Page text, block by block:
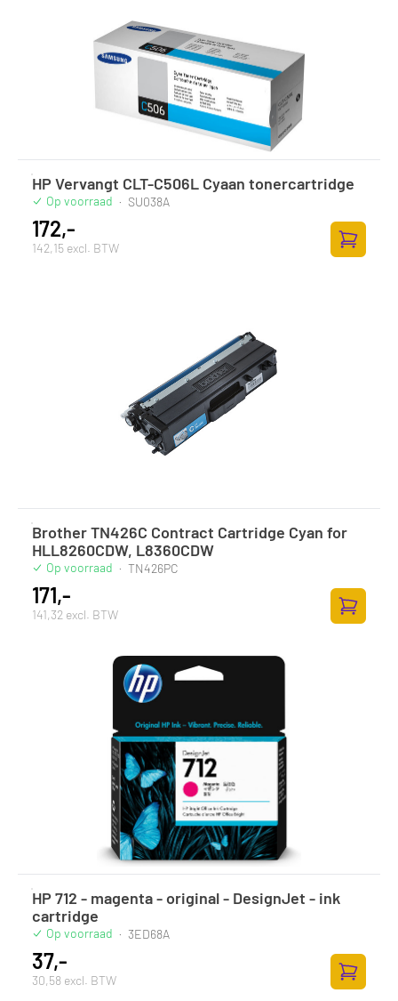
HP Vervangt CLT-C506L Cyaan tonercartridge
Op voorraad · SU038A
172,-
142,15 excl. BTW
Zum
Brother TN426C Contract Cartridge Cyan for
HLL8260CDW, L8360CDW
Op voorraad · TN426PC
171,-
141,32 excl. BTW
Zum
HP 712 - magenta - original - DesignJet - ink
cartridge
Op voorraad · 3ED68A
37,-
30,58 excl. BTW
Zum